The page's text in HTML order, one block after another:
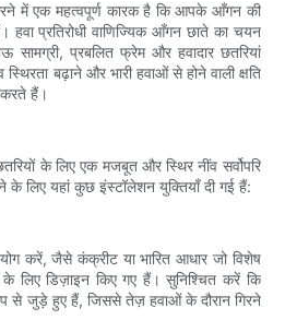
में एक महत्वपूर्ण कारक है कि आपके आँगन की
हवा प्रतिरोधी वाणिज्यिक आँगन छाते का चयन
सामग्री, प्रबलित फ्रेम और हवादार छतरियां
बढ़ाने और भारी हवाओं से होने वाली क्षति
हैं।
के लिए एक मजबूत और स्थिर नींव सर्वोपरि
के लिए यहां कुछ इंस्टॉलेशन युक्तियाँ दी गई हैं:
करें, जैसे कंक्रीट या भारित आधार जो विशेष
लिए डिज़ाइन किए गए हैं। सुनिश्चित करें कि
से जुड़े हुए हैं, जिससे तेज़ हवाओं के दौरान गिरने